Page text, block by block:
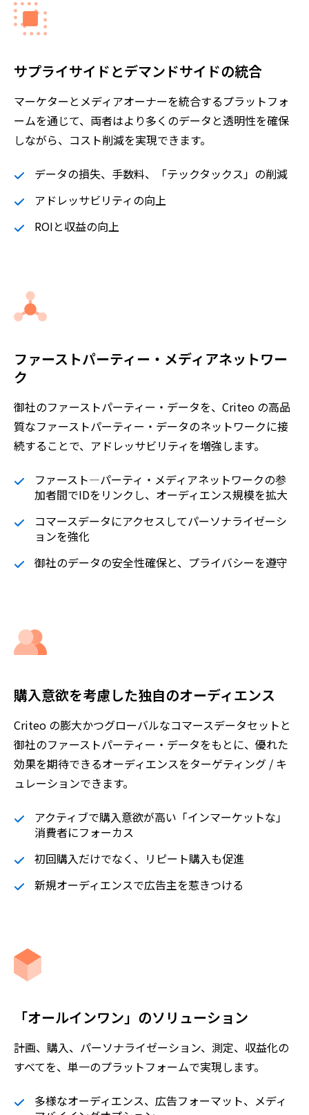
サプライサイドとデマンドサイドの統合
マーケターとメディアオーナーを統合するプラットフォ
ームを通じて、両者はより多くのデータと透明性を確保
しながら、コスト削減を実現できます。
データの損失、手数料、「テックタックス」の削減
アドレッサビリティの向上
ROIと収益の向上
ファーストパーティー・メディアネットワー
ク
御社のファーストパーティー・データを、Criteo の高品
質なファーストパーティー・データのネットワークに接
続することで、アドレッサビリティを増強します。
ファースト―パーティ・メディアネットワークの参
加者間でIDをリンクし、オーディエンス規模を拡大
コマースデータにアクセスしてパーソナライゼーシ
ョンを強化
御社のデータの安全性確保と、プライバシーを遵守
購入意欲を考慮した独自のオーディエンス
Criteo の膨大かつグローバルなコマースデータセットと
御社のファーストパーティー・データをもとに、優れた
効果を期待できるオーディエンスをターゲティング / キ
ュレーションできます。
アクティブで購入意欲が高い「インマーケットな」
消費者にフォーカス
初回購入だけでなく、リピート購入も促進
新規オーディエンスで広告主を惹きつける
「オールインワン」のソリューション
計画、購入、パーソナライゼーション、測定、収益化の
すべてを、単一のプラットフォームで実現します。
多様なオーディエンス、広告フォーマット、メディ